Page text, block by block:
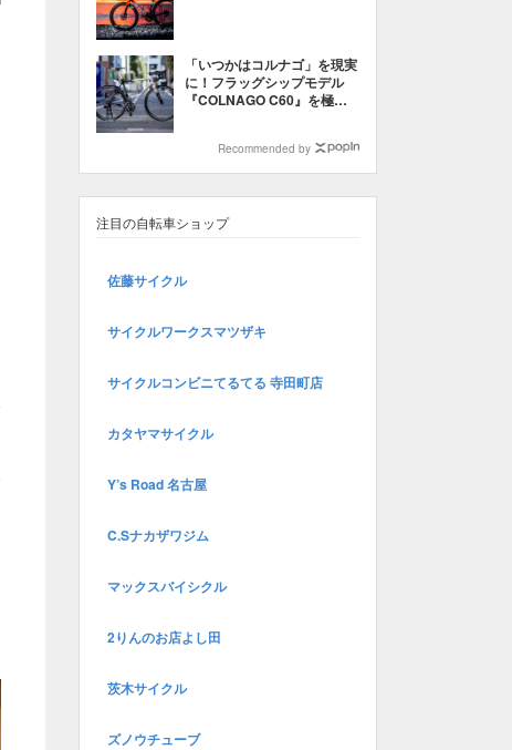
「いつかはコルナゴ」を現実
に！フラッグシップモデル
『COLNAGO C60』を極上
Recommended by
注目の自転車ショップ
佐藤サイクル
サイクルワークスマツザキ
サイクルコンビニてるてる 寺田町店
カタヤマサイクル
Y’s Road 名古屋
C.Sナカザワジム
マックスバイシクル
2りんのお店よし田
茨木サイクル
ズノウチューブ